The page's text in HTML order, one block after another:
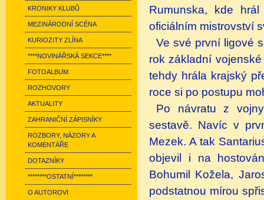
KRONIKY KLUBŮ
MEZINÁRODNÍ SCÉNA
KURIOZITY ZLÍNA
****NOVINÁŘSKÁ SEKCE****
FOTOALBUM
ROZHOVORY
AKTUALITY
ZAHRANIČNÍ ZÁPISNÍKY
ROZBORY, NÁZORY A
KOMENTÁŘE
DOTAZNÍKY
********OSTATNÍ********
O AUTOROVI
Rumunska, kde
oficiálním mistrovství
Ve své první ligové
rok základní
tehdy hrála krajský
roce si po postupu
Po návratu z
sestavě. Navíc v
Mezek. A tak
objevil i na
Bohumil Kožela,
podstatnou mírou